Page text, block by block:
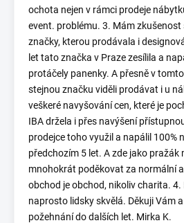
ochota nejen v rámci prodeje
event. problému. 3. Mám
značky, kterou prodávala i
let tato značka v Praze zesílila a
protáčely panenky. A přesně v
stejnou značku viděli prodávat i u
veškeré navyšování cen, které je
IBA držela i přes navýšení
prodejce toho využil a napálil 100%
předchozím 5 let. A zde jako pražák
mnohokrát poděkovat za normální
obchod je obchod, nikoliv charita.
naprosto lidsky skvělá. Děkuji Vám
požehnání do dalších let. Mirka K.